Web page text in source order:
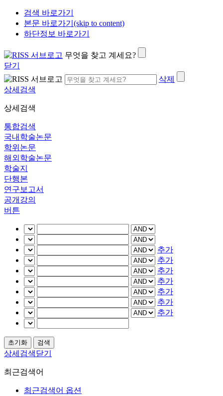
검색 바로가기
본문 바로가기(skip to content)
하단정보 바로가기
무엇을 찾고 계세요?
닫기
삭제
상세검색
상세검색
통합검색
국내학술논문
학위논문
해외학술논문
학술지
단행본
연구보고서
공개강의
버튼
추가
추가
추가
추가
추가
추가
추가
상세검색닫기
최근검색어
최근검색어 옵션